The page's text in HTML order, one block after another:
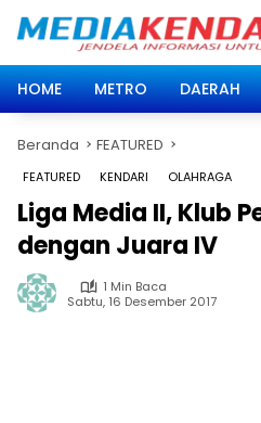
HOME
METRO DAERAH
Beranda FEATURED
FEATURED KENDARI OLAHRAGA
Liga Media II, Klub
dengan Juara IV
1 Min Baca
Sabtu, 16 Desember 2017